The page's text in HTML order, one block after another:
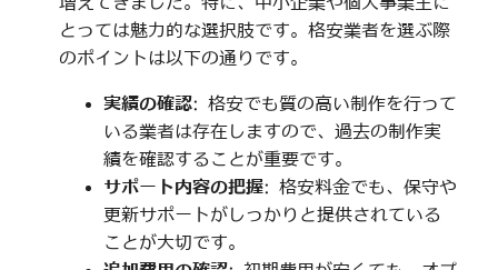
とっては魅力的な選択肢です。格安業者を選ぶ際
のポイントは以下の通りです。
実績の確認: 格安でも質の高い制作を行って
いる業者は存在しますので、過去の制作実
績を確認することが重要です。
サポート内容の把握: 格安料金でも、保守や
更新サポートがしっかりと提供されている
ことが大切です。